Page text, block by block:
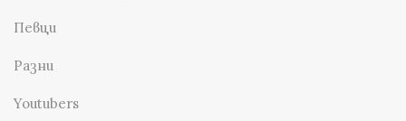
Певци
Разни
Youtubers